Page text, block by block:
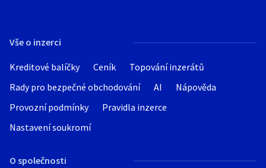
Vše o inzerci
Kreditové balíčky Ceník
Topování inzerátů
Rady pro bezpečné obchodování
AI
Nápověda
Provozní podmínky
Pravidla inzerce
Nastavení soukromí
O společnosti